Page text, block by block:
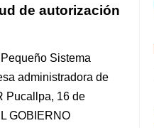
de autorización
Sistema
administradora de
Pucallpa, 16 de
GOBIERNO